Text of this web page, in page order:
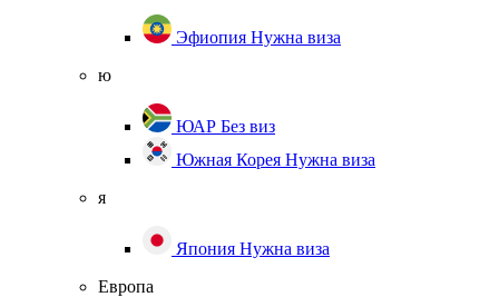
Эфиопия Нужна виза
ю
ЮАР Без виз
Южная Корея Нужна виза
я
Япония Нужна виза
Европа